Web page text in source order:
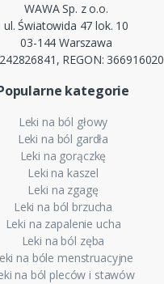
WAWA Sp. z o.o.
ul. Światowida 47 lok. 10
03-144 Warszawa
REGON: 366916020
kategorie
Leki na ból głowy
Leki na ból gardła
Leki na gorączkę
Leki na kaszel
Leki na zgagę
Leki na ból brzucha
Leki na zapalenie ucha
Leki na ból zęba
na bóle menstruacyjne
na ból pleców i stawów